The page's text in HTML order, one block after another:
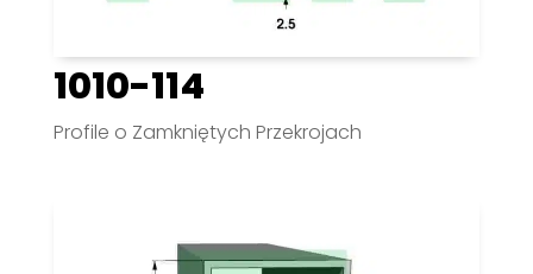
1010-114
Profile o Zamkniętych Przekrojach